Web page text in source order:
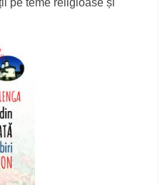
pe teme religioase și